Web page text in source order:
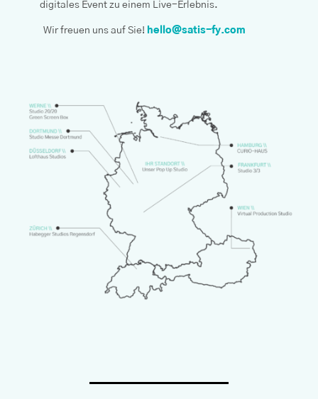
digitales Event zu einem Live-Erlebnis.
Wir freuen uns auf Sie! hello@satis-fy.com